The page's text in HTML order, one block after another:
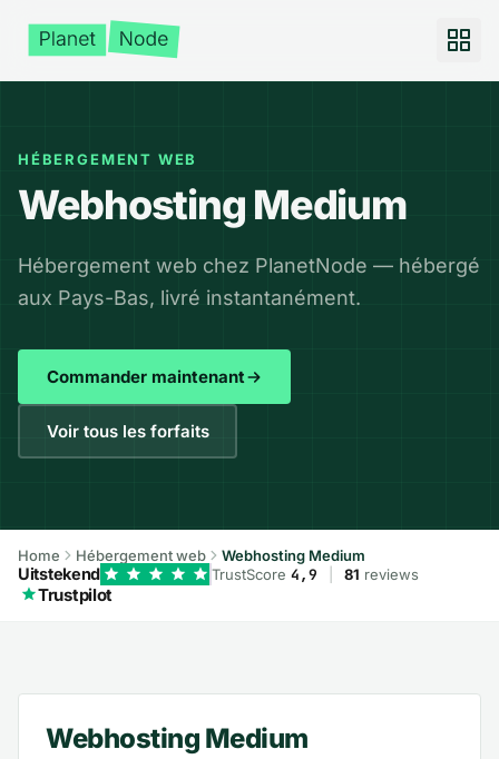
HÉBERGEMENT WEB
Webhosting Medium
Hébergement web chez PlanetNode — hébergé
aux Pays-Bas, livré instantanément.
Commander maintenant
Voir tous les forfaits
Home Hébergement web Webhosting Medium
Uitstekend TrustScore4,9 81 reviews
Trustpilot
Webhosting Medium – Ce qui est inclus
Webhosting Medium